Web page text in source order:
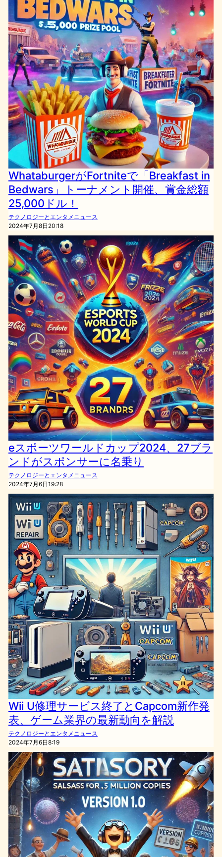
WhataburgerがFortniteで「Breakfast in
Bedwars」トーナメント開催、賞金総額
25,000ドル！
テクノロジーとエンタメニュース
2024年7月8日20:18
eスポーツワールドカップ2024、27ブラ
ンドがスポンサーに名乗り
テクノロジーとエンタメニュース
2024年7月6日19:28
Wii U修理サービス終了とCapcom新作発
表、ゲーム業界の最新動向を解説
テクノロジーとエンタメニュース
2024年7月6日8:19